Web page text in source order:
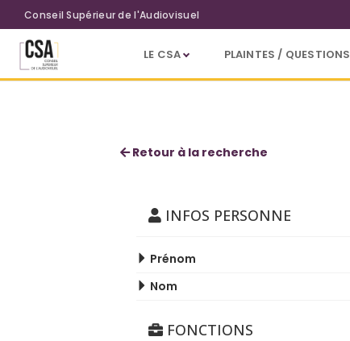
Aller au contenu principal
Conseil Supérieur de l'Audiovisuel
LE CSA PLAINTES / QUESTIONS
Julien Collin
Retour à la recherche
INFOS PERSONNE
Prénom
Nom
FONCTIONS